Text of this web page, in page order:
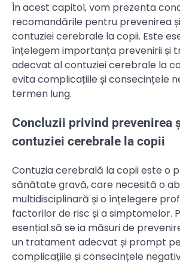
În acest capitol, vom prezenta
recomandările pentru prevenirea
contuziei cerebrale la copii. Este
înțelegem importanța prevenirii și
adecvat al contuziei cerebrale la
evita complicațiile și consecințele
termen lung.
Concluzii privind prevenirea
contuziei cerebrale la copii
Contuzia cerebrală la copii este o
sănătate gravă, care necesită o
multidisciplinară și o înțelegere
factorilor de risc și a simptomelor.
esențial să se ia măsuri de
un tratament adecvat și prompt
complicațiile și consecințele